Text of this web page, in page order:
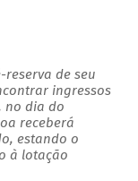
de seu
ingressos
no dia do
receberá
estando o
à lotação